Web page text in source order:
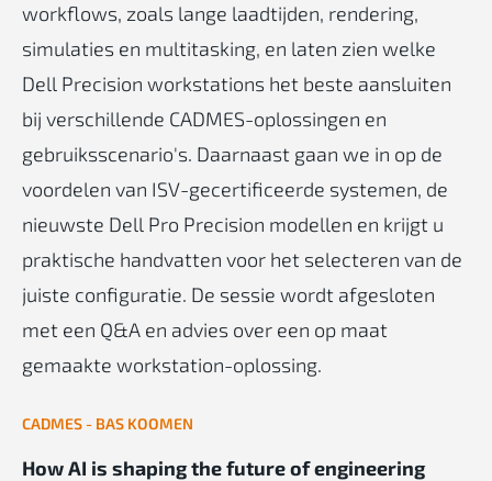
workflows, zoals lange laadtijden, rendering,
simulaties en multitasking, en laten zien welke
Dell Precision workstations het beste aansluiten
bij verschillende CADMES-oplossingen en
gebruiksscenario's. Daarnaast gaan we in op de
voordelen van ISV-gecertificeerde systemen, de
nieuwste Dell Pro Precision modellen en krijgt u
praktische handvatten voor het selecteren van de
juiste configuratie. De sessie wordt afgesloten
met een Q&A en advies over een op maat
gemaakte workstation-oplossing.
CADMES - BAS KOOMEN
How AI is shaping the future of engineering